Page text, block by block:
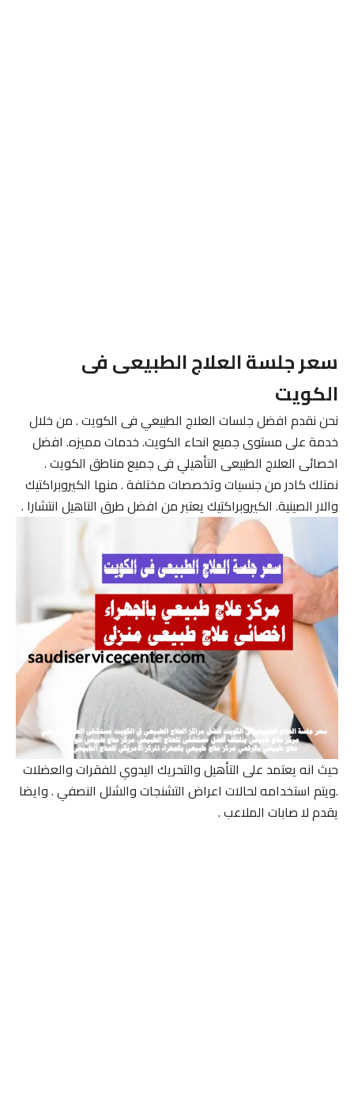
سعر جلسة العلاج الطبيعى فى
الكويت
نحن نقدم افضل جلسات العلاج الطبيعي فى الكويت . من خلال
خدمة على مستوى جميع انحاء الكويت. خدمات مميزه. افضل
اخصائى العلاج الطبيعى التأهيلي فى جميع مناطق الكويت .
نمتلك كادر من جنسيات وتخصصات مختلفة . منها الكيروبراكتيك
والار الصينية. الكيروبراكتيك يعتبر من افضل طرق التاهيل انتشارا .
حيث انه يعتمد على التأهيل والتحريك اليدوي للفقرات والعضلات
.ويتم استخدامه لحالات اعراض التشنجات والشلل النصفي . وايضا
يقدم لا صابات الملاعب .